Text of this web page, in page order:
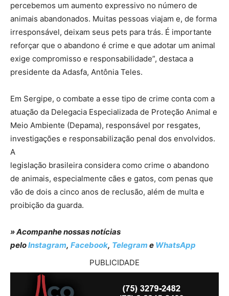
percebemos um aumento expressivo no número de
animais abandonados. Muitas pessoas viajam e, de forma
irresponsável, deixam seus pets para trás. É importante
reforçar que o abandono é crime e que adotar um animal
exige compromisso e responsabilidade”, destaca a
presidente da Adasfa, Antônia Teles.
Em Sergipe, o combate a esse tipo de crime conta com a
atuação da Delegacia Especializada de Proteção Animal e
Meio Ambiente (Depama), responsável por resgates,
investigações e responsabilização penal dos envolvidos.
A
legislação brasileira considera como crime o abandono
de animais, especialmente cães e gatos, com penas que
vão de dois a cinco anos de reclusão, além de multa e
proibição da guarda.
» Acompanhe nossas notícias
peloInstagram, Facebook, Telegram e WhatsApp
PUBLICIDADE